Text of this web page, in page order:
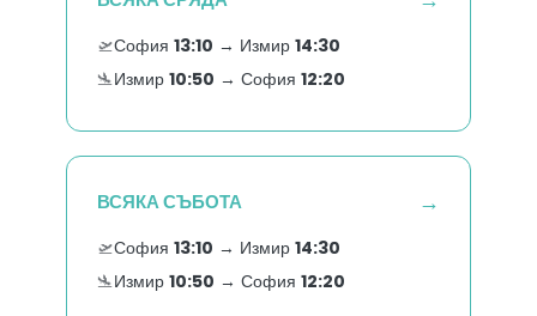
🛫София 13:10 → Измир 14:30
🛬Измир 10:50 → София 12:20
ВСЯКА СЪБОТА →
🛫София 13:10 → Измир 14:30
🛬Измир 10:50 → София 12:20